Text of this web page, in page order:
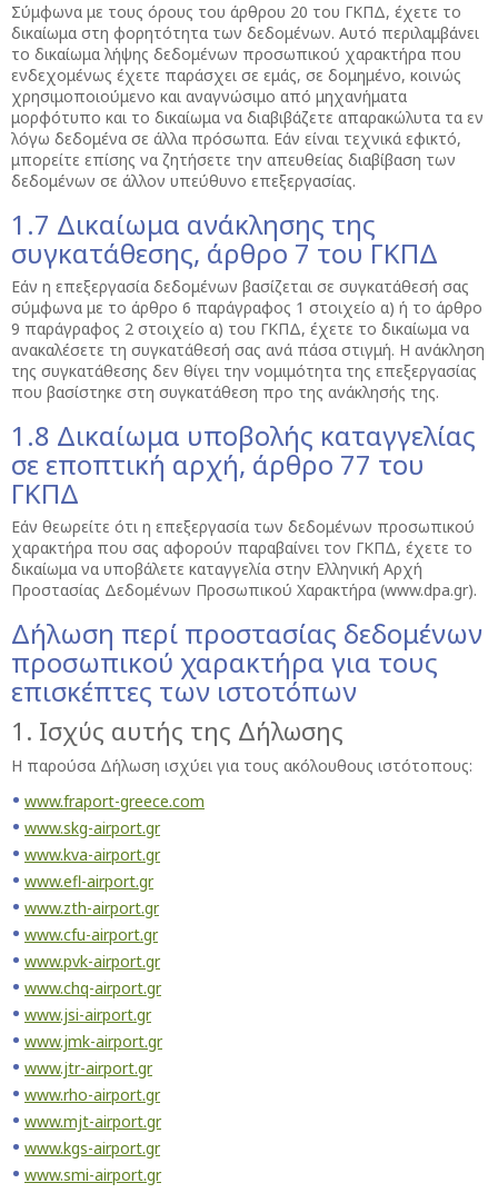
Σύμφωνα με τους όρους του άρθρου 20 του ΓΚΠΔ, έχετε το
δικαίωμα στη φορητότητα των δεδομένων. Αυτό περιλαμβάνει
το δικαίωμα λήψης δεδομένων προσωπικού χαρακτήρα που
ενδεχομένως έχετε παράσχει σε εμάς, σε δομημένο, κοινώς
χρησιμοποιούμενο και αναγνώσιμο από μηχανήματα
μορφότυπο και το δικαίωμα να διαβιβάζετε απαρακώλυτα τα εν
λόγω δεδομένα σε άλλα πρόσωπα. Εάν είναι τεχνικά εφικτό,
μπορείτε επίσης να ζητήσετε την απευθείας διαβίβαση των
δεδομένων σε άλλον υπεύθυνο επεξεργασίας.
1.7 Δικαίωμα ανάκλησης της
συγκατάθεσης, άρθρο 7 του ΓΚΠΔ
Εάν η επεξεργασία δεδομένων βασίζεται σε συγκατάθεσή σας
σύμφωνα με το άρθρο 6 παράγραφος 1 στοιχείο α) ή το άρθρο
9 παράγραφος 2 στοιχείο α) του ΓΚΠΔ, έχετε το δικαίωμα να
ανακαλέσετε τη συγκατάθεσή σας ανά πάσα στιγμή. Η ανάκληση
της συγκατάθεσης δεν θίγει την νομιμότητα της επεξεργασίας
που βασίστηκε στη συγκατάθεση προ της ανάκλησής της.
1.8 Δικαίωμα υποβολής καταγγελίας
σε εποπτική αρχή, άρθρο 77 του
ΓΚΠΔ
Εάν θεωρείτε ότι η επεξεργασία των δεδομένων προσωπικού
χαρακτήρα που σας αφορούν παραβαίνει τον ΓΚΠΔ, έχετε το
δικαίωμα να υποβάλετε καταγγελία στην Ελληνική Αρχή
Προστασίας Δεδομένων Προσωπικού Χαρακτήρα (www.dpa.gr).
Δήλωση περί προστασίας δεδομένων
προσωπικού χαρακτήρα για τους
επισκέπτες των ιστοτόπων
1. Ισχύς αυτής της Δήλωσης
Η παρούσα Δήλωση ισχύει για τους ακόλουθους ιστότοπους:
www.fraport-greece.com
www.skg-airport.gr
www.kva-airport.gr
www.efl-airport.gr
www.zth-airport.gr
www.cfu-airport.gr
www.pvk-airport.gr
www.chq-airport.gr
www.jsi-airport.gr
www.jmk-airport.gr
www.jtr-airport.gr
www.rho-airport.gr
www.mjt-airport.gr
www.kgs-airport.gr
www.smi-airport.gr